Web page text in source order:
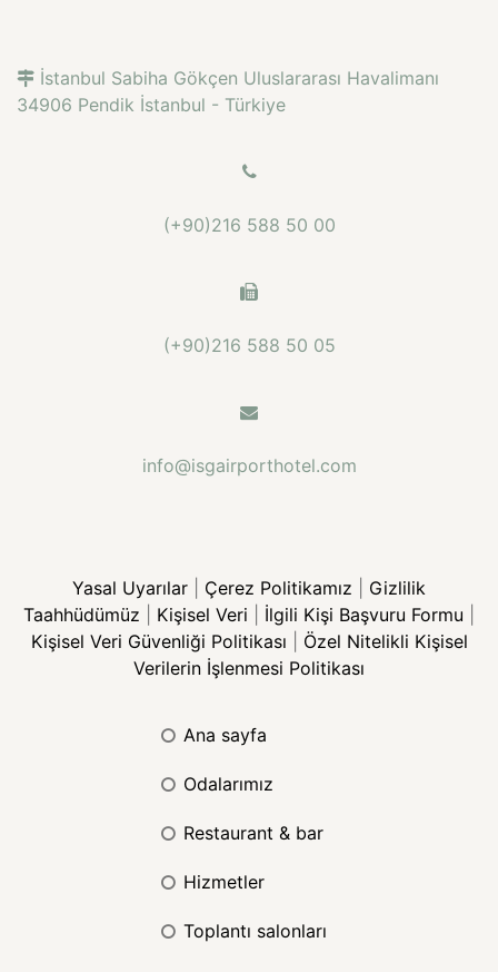
İstanbul Sabiha Gökçen Uluslararası Havalimanı
34906 Pendik İstanbul - Türkiye
(+90)216 588 50 00
(+90)216 588 50 05
info@isgairporthotel.com
Yasal Uyarılar Çerez Politikamız
Gizlilik
Taahhüdümüz
Kişisel Veri İlgili Kişi Başvuru Formu
Kişisel Veri Güvenliği Politikası
Özel Nitelikli Kişisel
Verilerin İşlenmesi Politikası
ana sayfa
odalarımız
restaurant & bar
hizmetler
toplantı salonları